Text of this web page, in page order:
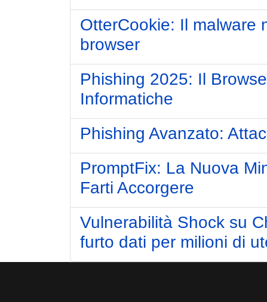
OtterCookie: Il malware
browser
Phishing 2025: Il
Informatiche
Phishing Avanzato:
PromptFix: La Nuova
Farti Accorgere
Vulnerabilità Shock su
furto dati per milioni di